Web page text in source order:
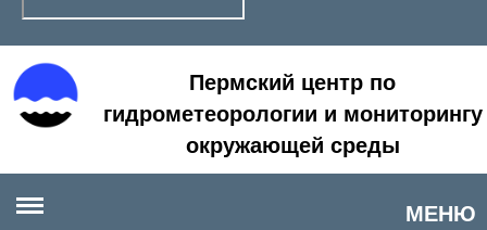
Пермский центр по
гидрометеорологии и мониторингу
окружающей среды
МЕНЮ